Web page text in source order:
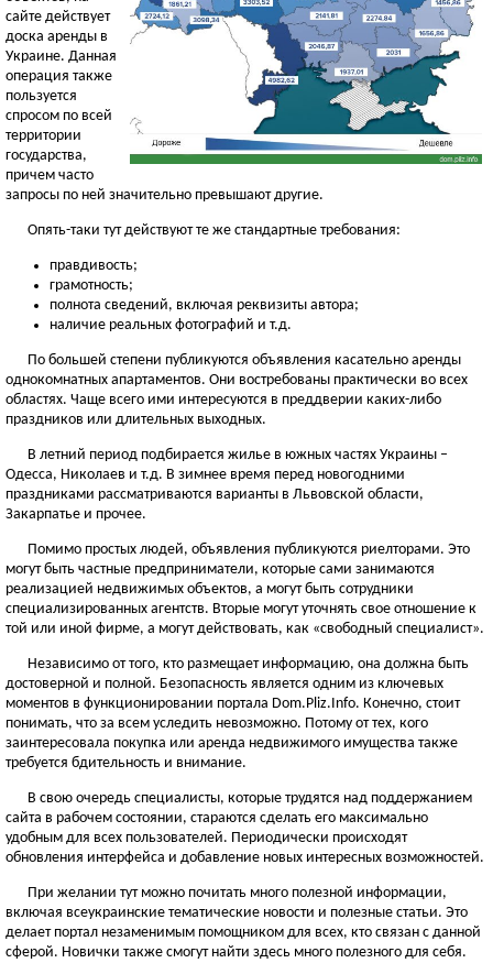
сайте действует
доска аренды в
Украине. Данная
операция также
пользуется
спросом по всей
территории
государства,
причем часто
запросы по ней значительно превышают другие.
Опять-таки тут действуют те же стандартные требования:
правдивость;
грамотность;
полнота сведений, включая реквизиты автора;
наличие реальных фотографий и т.д.
По большей степени публикуются объявления касательно аренды
однокомнатных апартаментов. Они востребованы практически во всех
областях. Чаще всего ими интересуются в преддверии каких-либо
праздников или длительных выходных.
В летний период подбирается жилье в южных частях Украины –
Одесса, Николаев и т.д. В зимнее время перед новогодними
праздниками рассматриваются варианты в Львовской области,
Закарпатье и прочее.
Помимо простых людей, объявления публикуются риелторами. Это
могут быть частные предприниматели, которые сами занимаются
реализацией недвижимых объектов, а могут быть сотрудники
специализированных агентств. Вторые могут уточнять свое отношение к
той или иной фирме, а могут действовать, как «свободный специалист».
Независимо от того, кто размещает информацию, она должна быть
достоверной и полной. Безопасность является одним из ключевых
моментов в функционировании портала Dom.Pliz.Info. Конечно, стоит
понимать, что за всем уследить невозможно. Потому от тех, кого
заинтересовала покупка или аренда недвижимого имущества также
требуется бдительность и внимание.
В свою очередь специалисты, которые трудятся над поддержанием
сайта в рабочем состоянии, стараются сделать его максимально
удобным для всех пользователей. Периодически происходят
обновления интерфейса и добавление новых интересных возможностей.
При желании тут можно почитать много полезной информации,
включая всеукраинские тематические новости и полезные статьи. Это
делает портал незаменимым помощником для всех, кто связан с данной
сферой. Новички также смогут найти здесь много полезного для себя.